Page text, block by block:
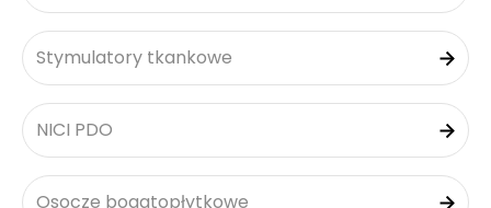
Stymulatory tkankowe
NICI PDO
Osocze bogatopłytkowe